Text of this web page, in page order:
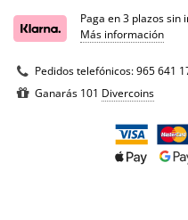
Paga en 3 plazos sin
Más información
Pedidos telefónicos:965 641
Ganarás 101 Divercoins